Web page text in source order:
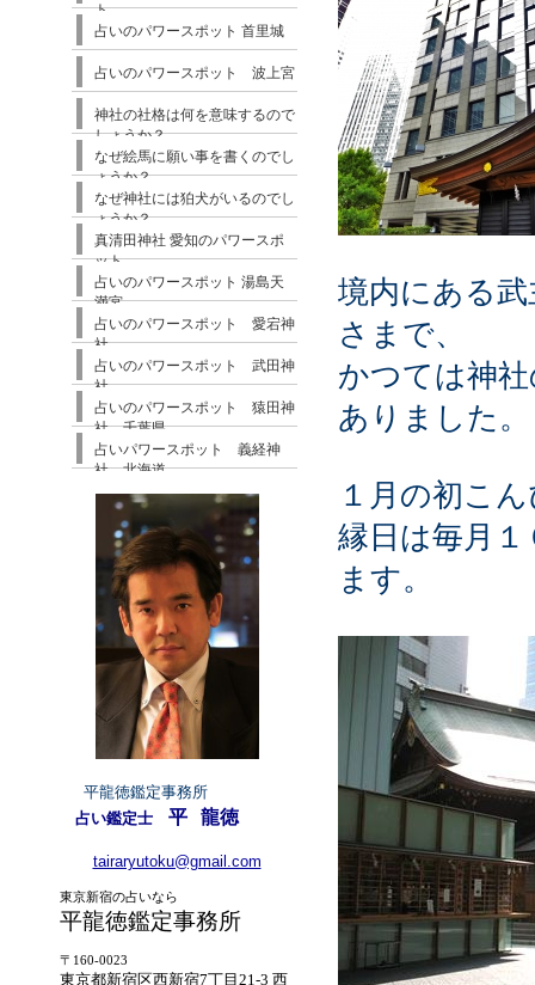
境内にある
さまで、
かつては神
ありました。
１月の初こ
縁日は毎月
ます。
ト
占いのパワースポット 首里城
占いのパワースポット 波上宮
神社の社格は何を意味するので
しょうか？
なぜ絵馬に願い事を書くのでし
ょうか？
なぜ神社には狛犬がいるのでし
ょうか？
真清田神社 愛知のパワースポ
ット
占いのパワースポット 湯島天
満宮
占いのパワースポット 愛宕神
社
占いのパワースポット 武田神
社
占いのパワースポット 猿田神
社 千葉県
占いパワースポット 義経神
社 北海道
平龍徳鑑定事務所
占い鑑定士 平 龍徳
tairaryutoku@gmail.com
東京新宿の占いなら
平龍徳鑑定事務所
〒160-0023
東京都新宿区西新宿7丁目21-3 西